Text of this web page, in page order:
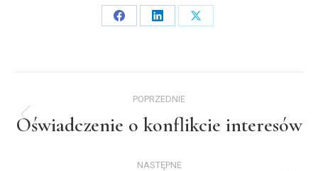
Share
Share
Share
wpisów
POPRZEDNIE
Poprzedni
Oświadczenie o konflikcie interesów
NASTĘPNE